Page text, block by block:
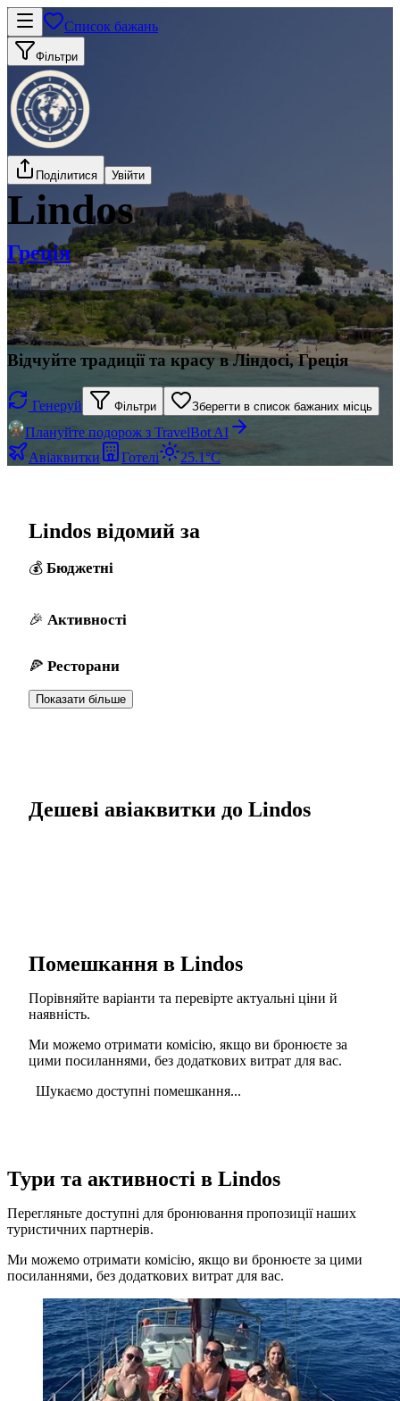
Список бажань
Фільтри
Поділитися Увійти
Lindos
Греція
Відчуйте традиції та красу в Ліндосі, Греція
Генеруй Фільтри Зберегти в список бажаних місць
Плануйте подорож з TravelBot AI
Авіаквитки
Готелі 25.1°C
Lindos відомий за
Бюджетні
Активності
Ресторани
Показати більше
Дешеві авіаквитки до Lindos
Помешкання в Lindos
Порівняйте варіанти та перевірте актуальні ціни й
наявність.
Ми можемо отримати комісію, якщо ви бронюєте за
цими посиланнями, без додаткових витрат для вас.
Шукаємо доступні помешкання...
Тури та активності в Lindos
Перегляньте доступні для бронювання пропозиції наших
туристичних партнерів.
Ми можемо отримати комісію, якщо ви бронюєте за цими
посиланнями, без додаткових витрат для вас.